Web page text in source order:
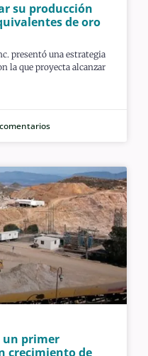
su producción
de oro
presentó una estrategia
la que proyecta alcanzar
un primer
crecimiento de